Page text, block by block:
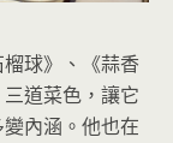
球》、《蒜香
道菜色，讓它
內涵。他也在